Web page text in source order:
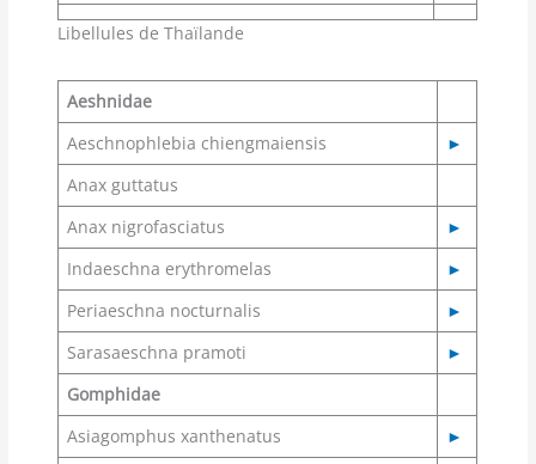
Libellules de Thaïlande
Aeshnidae
Aeschnophlebia chiengmaiensis
►
Anax guttatus
Anax nigrofasciatus
►
Indaeschna erythromelas
►
Periaeschna nocturnalis
►
Sarasaeschna pramoti
►
Gomphidae
Asiagomphus xanthenatus
►